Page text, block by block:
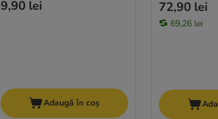
9,90 lei
Adaugă în coș
72,90 lei
69,26 lei